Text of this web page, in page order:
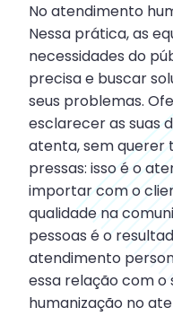
No atendimento
Nessa prática, as
necessidades do
precisa e buscar
seus problemas.
esclarecer as suas
atenta, sem querer
pressas: isso é o
importar com o
qualidade na
pessoas é o
atendimento
essa relação com o
humanização no